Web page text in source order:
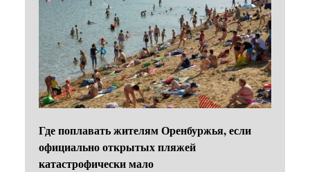
Где поплавать жителям Оренбуржья, если
официально открытых пляжей
катастрофически мало